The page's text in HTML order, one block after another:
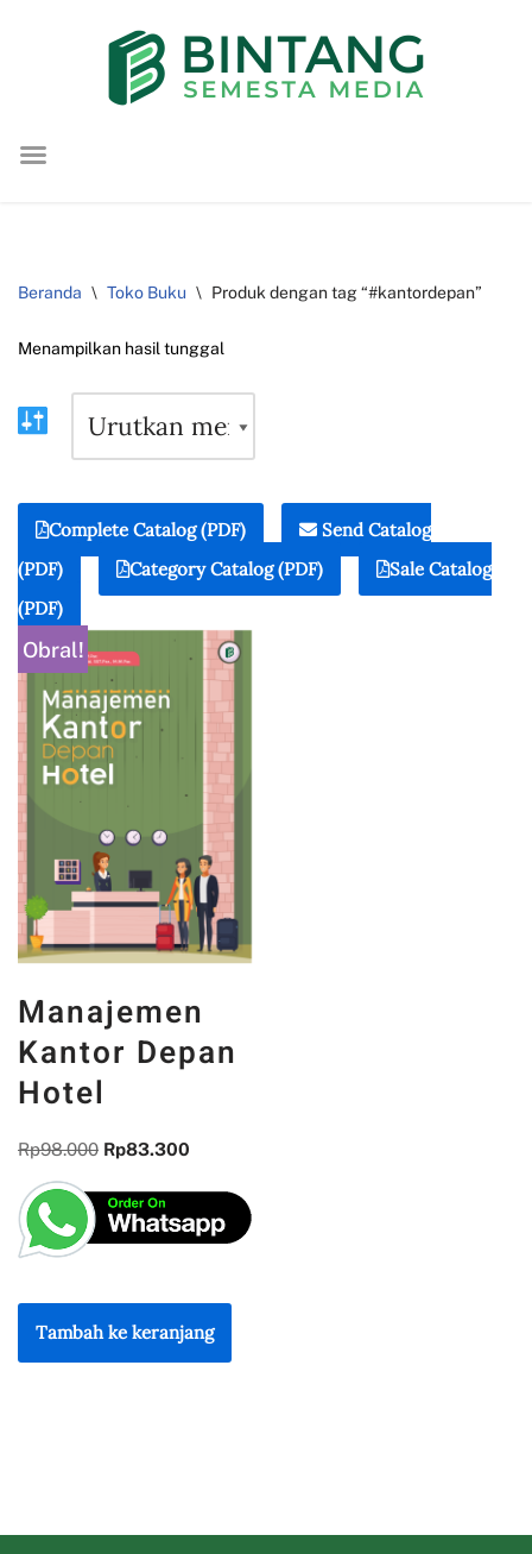
konten
Beranda \ Toko Buku \ Produk dengan tag “#kantordepan”
Menampilkan hasil tunggal
Complete Catalog (PDF)
Send Catalog
(PDF)
Category Catalog (PDF)
Sale Catalog
(PDF)
Obral!
Manajemen
Kantor Depan
Hotel
Rp98.000 Rp83.300
Tambah ke keranjang